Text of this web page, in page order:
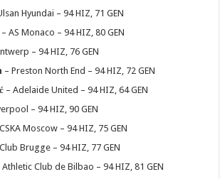
Hyundai – 94 HIZ, 71 GEN
– AS Monaco – 94 HIZ, 80 GEN
– 94 HIZ, 76 GEN
– Preston North End – 94 HIZ, 72 GEN
– Adelaide United – 94 HIZ, 64 GEN
– 94 HIZ, 90 GEN
Moscow – 94 HIZ, 75 GEN
Brugge – 94 HIZ, 77 GEN
Athletic Club de Bilbao – 94 HIZ, 81 GEN